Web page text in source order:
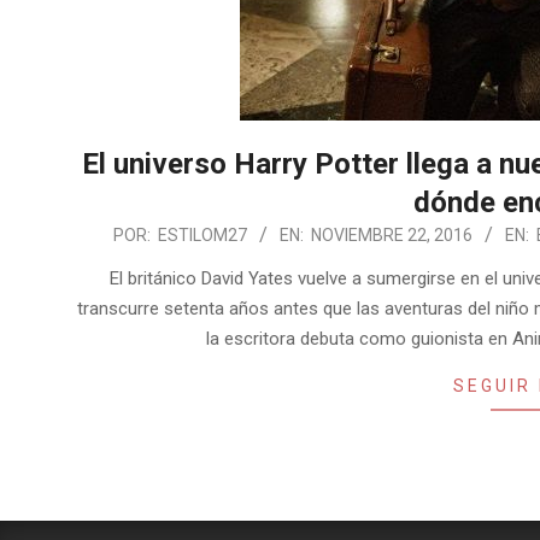
El universo Harry Potter llega a
dónde
2016-POR: ESTILOM27 EN: NOVIEMBRE 22, 2016 EN:
El británico David Yates vuelve a sumergirse en el
transcurre setenta años antes que las aventuras del niño
la escritora debuta como guionista en
SEGUIR